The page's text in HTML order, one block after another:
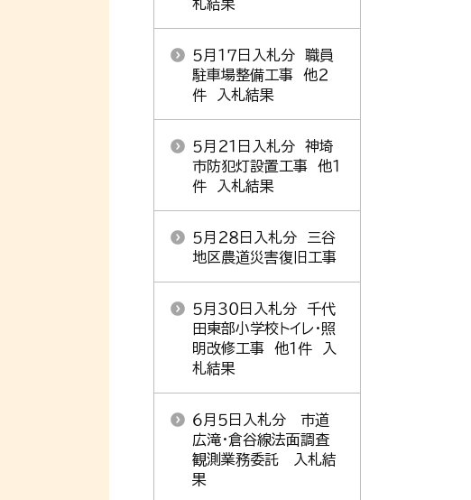
札結果
５月１７日入札分 職員
駐車場整備工事 他２
件 入札結果
５月２１日入札分 神埼
市防犯灯設置工事 他１
件 入札結果
５月２８日入札分 三谷
地区農道災害復旧工事
５月３０日入札分 千代
田東部小学校トイレ・照
明改修工事 他１件 入
札結果
６月５日入札分 市道
広滝・倉谷線法面調査
観測業務委託 入札結
果